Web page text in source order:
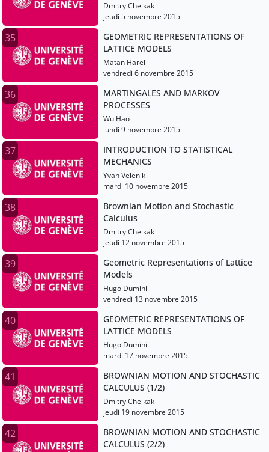
Dmitry Chelkak
jeudi 5 novembre 2015
35
GEOMETRIC REPRESENTATIONS OF
LATTICE MODELS
Matan Harel
vendredi 6 novembre 2015
36
MARTINGALES AND MARKOV
PROCESSES
Wu Hao
lundi 9 novembre 2015
37
INTRODUCTION TO STATISTICAL
MECHANICS
Yvan Velenik
mardi 10 novembre 2015
38
Brownian Motion and Stochastic
Calculus
Dmitry Chelkak
jeudi 12 novembre 2015
39
Geometric Representations of Lattice
Models
Hugo Duminil
vendredi 13 novembre 2015
40
GEOMETRIC REPRESENTATIONS OF
LATTICE MODELS
Hugo Duminil
mardi 17 novembre 2015
41
BROWNIAN MOTION AND STOCHASTIC
CALCULUS (1/2)
Dmitry Chelkak
jeudi 19 novembre 2015
42
BROWNIAN MOTION AND STOCHASTIC
CALCULUS (2/2)